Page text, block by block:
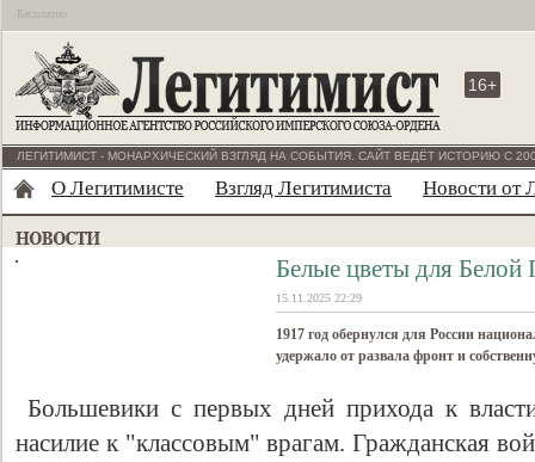
Бесплатно
16+
ЛЕГИТИМИСТ - МОНАРХИЧЕСКИЙ ВЗГЛЯД НА СОБЫТИЯ. САЙТ ВЕДЁТ ИСТОРИЮ С
О Легитимисте Взгляд Легитимиста Новости от
Белые цветы для Белой
15.11.2025 22:29
1917 год обернулся для России
удержало от развала фронт и
Большевики с первых дней прихода к
насилие к "классовым" врагам. Гражданская